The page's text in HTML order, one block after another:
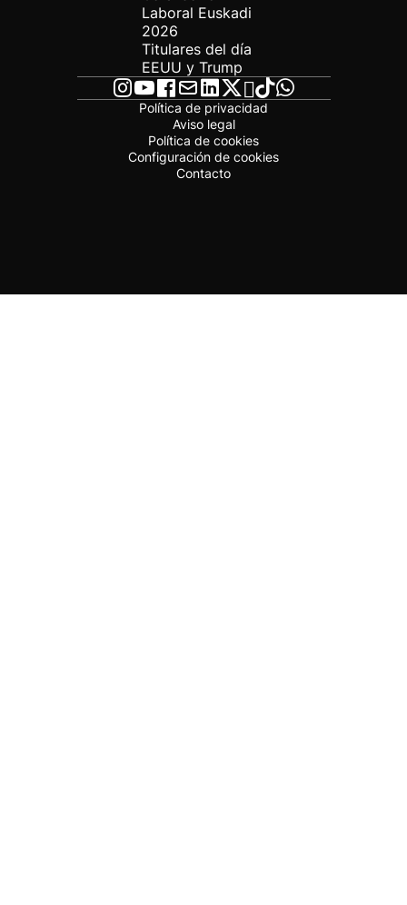
Laboral Euskadi
2026
Titulares del día
EEUU y Trump
Política de privacidad
Aviso legal
Política de cookies
Configuración de cookies
Contacto